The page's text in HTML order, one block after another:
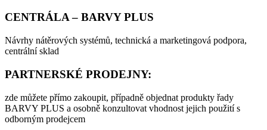
CENTRÁLA – BARVY PLUS
Návrhy nátěrových systémů, technická a marketingová podpora,
centrální sklad
PARTNERSKÉ PRODEJNY:
zde můžete přímo zakoupit, případně objednat produkty řady
BARVY PLUS a osobně konzultovat vhodnost jejich použití s
odborným prodejcem